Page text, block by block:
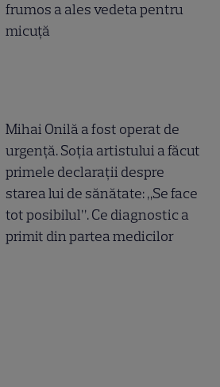
frumos a ales vedeta pentru
micuță
Mihai Onilă a fost operat de
urgență. Soția artistului a făcut
primele declarații despre
starea lui de sănătate: „Se face
tot posibilul”. Ce diagnostic a
primit din partea medicilor